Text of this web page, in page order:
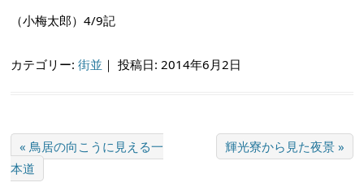
（小梅太郎）4/9記
カテゴリー:街並 ｜投稿日: 2014年6月2日
« 鳥居の向こうに見える一
本道
輝光寮から見た夜景 »